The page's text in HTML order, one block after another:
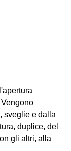
sveglie e dalla
duplice, del
gli altri, alla